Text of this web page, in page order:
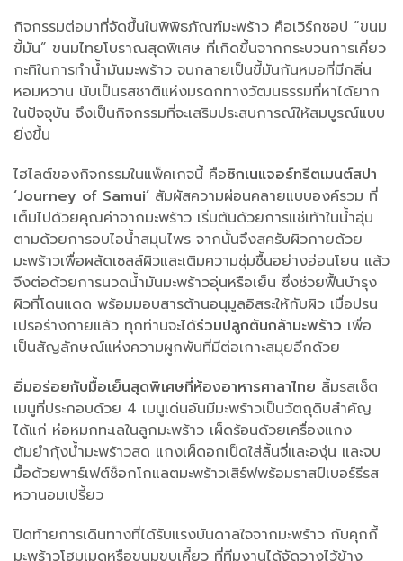
กิจกรรมต่อมาที่จัดขึ้นในพิพิธภัณฑ์มะพร้าว คือเวิร์กชอป “ขนม
ขี้มัน” ขนมไทยโบราณสุดพิเศษ ที่เกิดขึ้นจากกระบวนการเคี่ยว
กะทิในการทำน้ำมันมะพร้าว จนกลายเป็นขี้มันก้นหมอที่มีกลิ่น
หอมหวาน นับเป็นรสชาติแห่งมรดกทางวัฒนธรรมที่หาได้ยาก
ในปัจจุบัน จึงเป็นกิจกรรมที่จะเสริมประสบการณ์ให้สมบูรณ์แบบ
ยิ่งขึ้น
ไฮไลต์ของกิจกรรมในแพ็คเกจนี้ คือซิกเนแจอร์ทรีตเมนต์สปา
‘Journey of Samui’ สัมผัสความผ่อนคลายแบบองค์รวม ที่
เต็มไปด้วยคุณค่าจากมะพร้าว เริ่มต้นด้วยการแช่เท้าในน้ำอุ่น
ตามด้วยการอบไอน้ำสมุนไพร จากนั้นจึงสครับผิวกายด้วย
มะพร้าวเพื่อผลัดเซลล์ผิวและเติมความชุ่มชื้นอย่างอ่อนโยน แล้ว
จึงต่อด้วยการนวดน้ำมันมะพร้าวอุ่นหรือเย็น ซึ่งช่วยฟื้นบำรุง
ผิวที่โดนแดด พร้อมมอบสารต้านอนุมูลอิสระให้กับผิว เมื่อปรน
เปรอร่างกายแล้ว ทุกท่านจะได้ร่วมปลูกต้นกล้ามะพร้าว เพื่อ
เป็นสัญลักษณ์แห่งความผูกพันที่มีต่อเกาะสมุยอีกด้วย
อิ่มอร่อยกับมื้อเย็นสุดพิเศษที่ห้องอาหารศาลาไทย ลิ้มรสเซ็ต
เมนูที่ประกอบด้วย 4 เมนูเด่นอันมีมะพร้าวเป็นวัตถุดิบสำคัญ
ได้แก่ ห่อหมกทะเลในลูกมะพร้าว เผ็ดร้อนด้วยเครื่องแกง
ต้มยำกุ้งน้ำมะพร้าวสด แกงเผ็ดอกเป็ดใส่ลิ้นจี่และองุ่น และจบ
มื้อด้วยพาร์เฟต์ช็อกโกแลตมะพร้าวเสิร์ฟพร้อมราสป์เบอร์รีรส
หวานอมเปรี้ยว
ปิดท้ายการเดินทางที่ได้รับแรงบันดาลใจจากมะพร้าว กับคุกกี้
มะพร้าวโฮมเมดหรือขนมขบเคี้ยว ที่ทีมงานได้จัดวางไว้ข้าง